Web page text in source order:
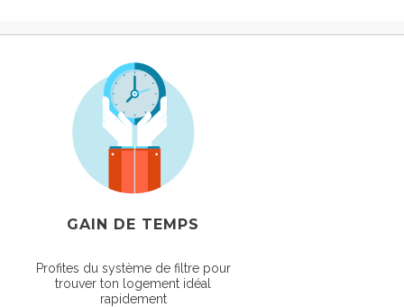
GAIN DE TEMPS
Profites du système de filtre pour
trouver ton logement idéal
rapidement